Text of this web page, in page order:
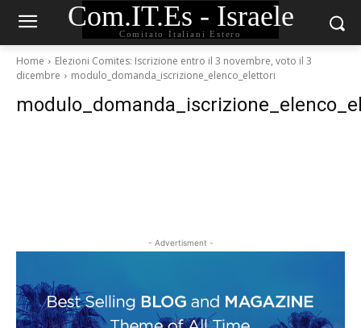
Com.IT.Es - Israele
Comitato Italiani Estero
Home
Elezioni Comites: Iscrizione entro il 3 novembre, voto il 3
dicembre
modulo_domanda_iscrizione_elenco_elettori
- Advertisment -